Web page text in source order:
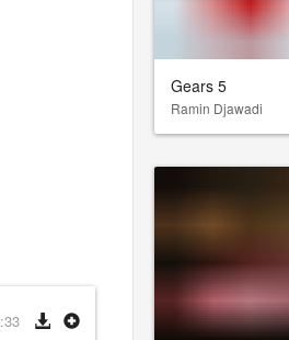
Gears 5
Ramin Djawadi